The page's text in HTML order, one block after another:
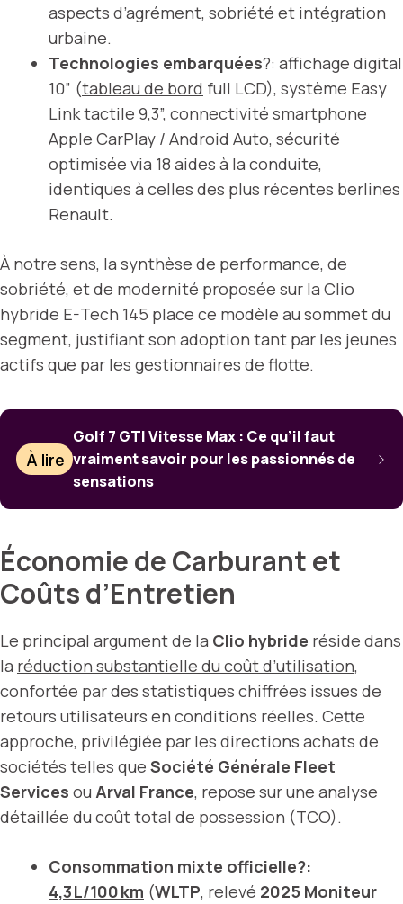
aspects d’agrément, sobriété et intégration
urbaine.
Technologies embarquées?: affichage digital
10” (tableau de bord full LCD), système Easy
Link tactile 9,3”, connectivité smartphone
Apple CarPlay / Android Auto, sécurité
optimisée via 18 aides à la conduite,
identiques à celles des plus récentes berlines
Renault.
À notre sens, la synthèse de performance, de
sobriété, et de modernité proposée sur la Clio
hybride E-Tech 145 place ce modèle au sommet du
segment, justifiant son adoption tant par les jeunes
actifs que par les gestionnaires de flotte.
À lire
Golf 7 GTI Vitesse Max : Ce qu’il faut
vraiment savoir pour les passionnés de
sensations
Économie de Carburant et
Coûts d’Entretien
Le principal argument de la Clio hybride réside dans
la réduction substantielle du coût d’utilisation,
confortée par des statistiques chiffrées issues de
retours utilisateurs en conditions réelles. Cette
approche, privilégiée par les directions achats de
sociétés telles que Société Générale Fleet
Services ou Arval France, repose sur une analyse
détaillée du coût total de possession (TCO).
Consommation mixte officielle?:
4,3 L/100 km (WLTP, relevé 2025 Moniteur